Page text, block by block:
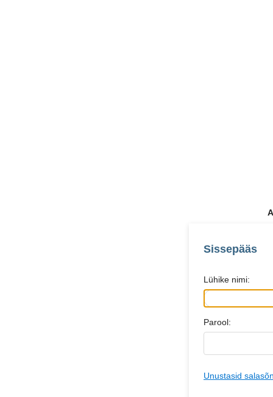
Sissepääs
Lühike nimi:
Parool:
Unustasid